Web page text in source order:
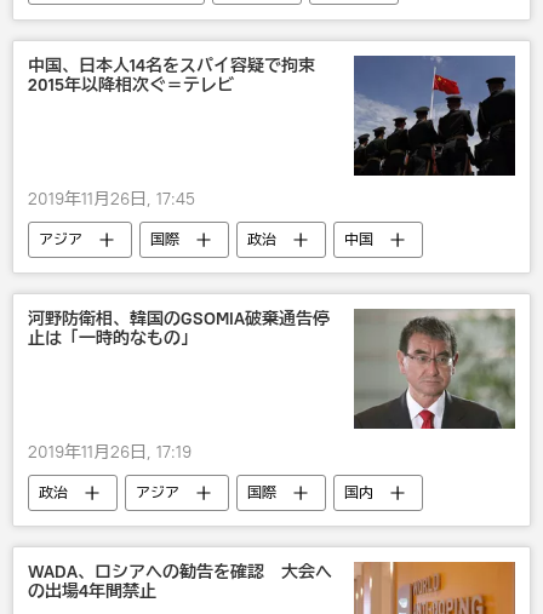
国際
地震
中国、日本人14名をスパイ容疑で拘束
2015年以降相次ぐ＝テレビ
2019年11月26日, 17:45
アジア 国際 政治
中国
国内
スキャンダル 日中関係
河野防衛相、韓国のGSOMIA破棄通告停
止は「一時的なもの」
2019年11月26日, 17:19
政治 アジア 国際
国内
韓国
日韓関係
WADA、ロシアへの勧告を確認 大会へ
の出場4年間禁止